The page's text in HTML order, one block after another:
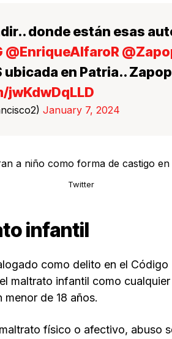
donde están esas
@EnriqueAlfaroR
ubicada en Patria..
January 7, 2024
Twitter
infantil
como delito en el Código
maltrato infantil como
de 18 años.
físico o afectivo, abuso